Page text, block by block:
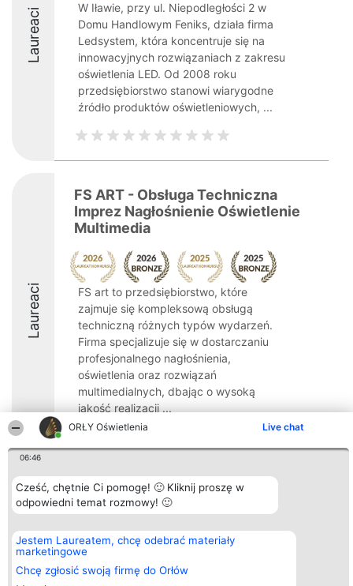
ORŁY Oświetlenia Live chat
06:46
Cześć, chętnie Ci pomogę! 🙂 Kliknij proszę w
odpowiedni temat rozmowy! 🙂
Jestem Laureatem, chcę odebrać materiały
marketingowe
Chcę zgłosić swoją firmę do Orłów
Laureaci
W Iławie, przy ul. Niepodległości 2 w
Domu Handlowym Feniks, działa firma
Ledsystem, która koncentruje się na
innowacyjnych rozwiązaniach z zakresu
oświetlenia LED. Od 2008 roku
przedsiębiorstwo stanowi wiarygodne
źródło produktów oświetleniowych, ...
Laureaci
FS ART - Obsługa Techniczna
Imprez Nagłośnienie Oświetlenie
Multimedia
FS art to przedsiębiorstwo, które
zajmuje się kompleksową obsługą
techniczną różnych typów wydarzeń.
Firma specjalizuje się w dostarczaniu
profesjonalnego nagłośnienia,
oświetlenia oraz rozwiązań
multimedialnych, dbając o wysoką
jakość realizacji ...
8.7
Organizator plebiscytu
Bright Side Solutions sp. z o.
o. sp. k.
Wrocław 50-079
KRS 0000749100 | Regon
381313360 | NIP 8943132676
+48 508 492 400
Plebiscyt
Laureaci
Lista
Laureatów
Regulamin
Polityka
Kontakt